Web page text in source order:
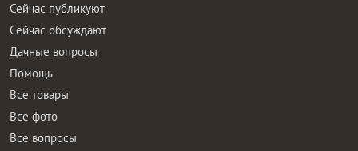
Сейчас публикуют
Сейчас обсуждают
Дачные вопросы
Помощь
Все товары
Все фото
Все вопросы